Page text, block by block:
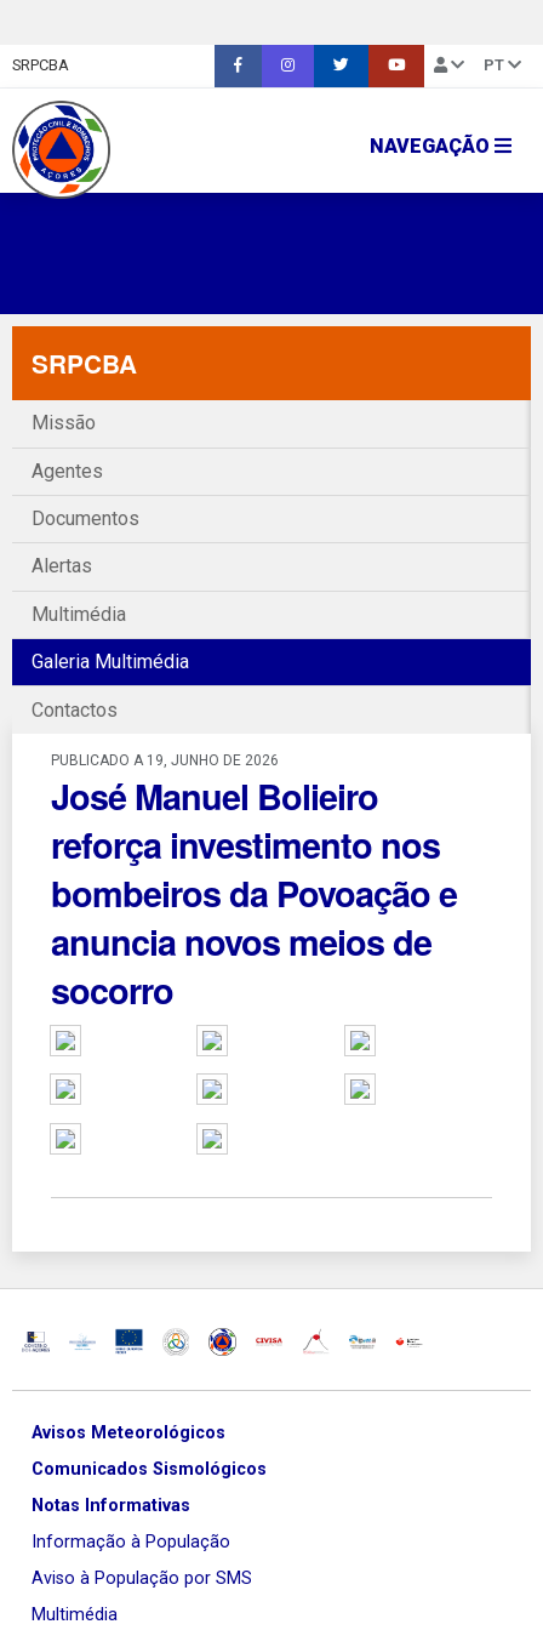
SRPCBA PT
NAVEGAÇÃO
SRPCBA
Missão
Agentes
Documentos
Alertas
Multimédia
Galeria Multimédia
Contactos
PUBLICADO A 19, JUNHO DE 2026
José Manuel Bolieiro
reforça investimento nos
bombeiros da Povoação e
anuncia novos meios de
socorro
Avisos Meteorológicos
Comunicados Sismológicos
Notas Informativas
Informação à População
Aviso à População por SMS
Multimédia